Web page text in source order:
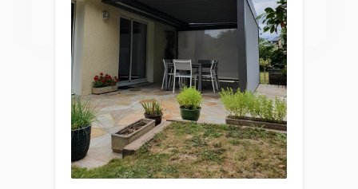
Systèmes, Siaco France et CAME.
Catalogues